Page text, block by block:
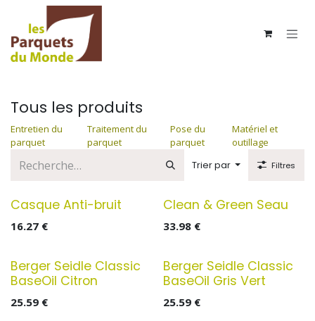
Se rendre au contenu
Tous les produits
Entretien du
parquet
Traitement du
parquet
Pose du
parquet
Matériel et
outillage
Trier par Filtres
Casque Anti-bruit
16.27 €
Clean & Green Seau
33.98€
Berger Seidle Classic
BaseOil Citron
25.59 €
Berger Seidle Classic
BaseOil Gris Vert
25.59€